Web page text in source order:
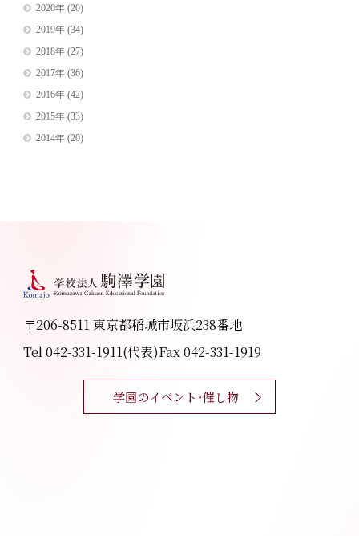
2020年(20)
2019年(34)
2018年(27)
2017年(36)
2016年(42)
2015年(33)
2014年(20)
〒206-8511 東京都稲城市坂浜238番地
Tel 042-331-1911(代表)Fax 042-331-1919
学園のイベント・催し物